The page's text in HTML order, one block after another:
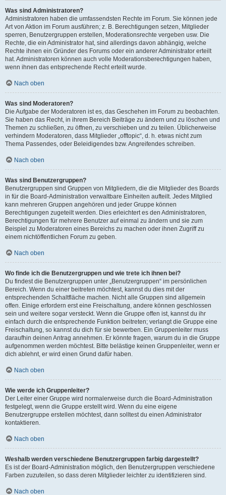
Was sind Administratoren?
Administratoren haben die umfassendsten Rechte im Forum. Sie können jede
Art von Aktion im Forum ausführen; z. B. Berechtigungen setzen, Mitglieder
sperren, Benutzergruppen erstellen, Moderationsrechte vergeben usw. Die
Rechte, die ein Administrator hat, sind allerdings davon abhängig, welche
Rechte ihnen ein Gründer des Forums oder ein anderer Administrator erteilt
hat. Administratoren können auch volle Moderationsberechtigungen haben,
wenn ihnen das entsprechende Recht erteilt wurde.
Nach oben
Was sind Moderatoren?
Die Aufgabe der Moderatoren ist es, das Geschehen im Forum zu beobachten.
Sie haben das Recht, in ihrem Bereich Beiträge zu ändern und zu löschen und
Themen zu schließen, zu öffnen, zu verschieben und zu teilen. Üblicherweise
verhindern Moderatoren, dass Mitglieder „offtopic“, d. h. etwas nicht zum
Thema Passendes, oder Beleidigendes bzw. Angreifendes schreiben.
Nach oben
Was sind Benutzergruppen?
Benutzergruppen sind Gruppen von Mitgliedern, die die Mitglieder des Boards
in für die Board-Administration verwaltbare Einheiten aufteilt. Jedes Mitglied
kann mehreren Gruppen angehören und jeder Gruppe können
Berechtigungen zugeteilt werden. Dies erleichtert es den Administratoren,
Berechtigungen für mehrere Benutzer auf einmal zu ändern und sie zum
Beispiel zu Moderatoren eines Bereichs zu machen oder ihnen Zugriff zu
einem nichtöffentlichen Forum zu geben.
Nach oben
Wo finde ich die Benutzergruppen und wie trete ich ihnen bei?
Du findest die Benutzergruppen unter „Benutzergruppen“ im persönlichen
Bereich. Wenn du einer beitreten möchtest, kannst du dies mit der
entsprechenden Schaltfläche machen. Nicht alle Gruppen sind allgemein
offen. Einige erfordern erst eine Freischaltung, andere können geschlossen
sein und weitere sogar versteckt. Wenn die Gruppe offen ist, kannst du ihr
einfach durch die entsprechende Funktion beitreten; verlangt die Gruppe eine
Freischaltung, so kannst du dich für sie bewerben. Ein Gruppenleiter muss
daraufhin deinen Antrag annehmen. Er könnte fragen, warum du in die Gruppe
aufgenommen werden möchtest. Bitte belästige keinen Gruppenleiter, wenn er
dich ablehnt, er wird einen Grund dafür haben.
Nach oben
Wie werde ich Gruppenleiter?
Der Leiter einer Gruppe wird normalerweise durch die Board-Administration
festgelegt, wenn die Gruppe erstellt wird. Wenn du eine eigene
Benutzergruppe erstellen möchtest, dann solltest du einen Administrator
kontaktieren.
Nach oben
Weshalb werden verschiedene Benutzergruppen farbig dargestellt?
Es ist der Board-Administration möglich, den Benutzergruppen verschiedene
Farben zuzuteilen, so dass deren Mitglieder leichter zu identifizieren sind.
Nach oben